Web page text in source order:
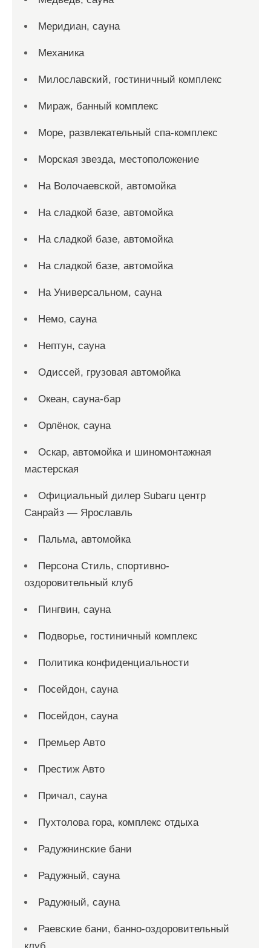
Меридиан, сауна
Механика
Милославский, гостиничный комплекс
Мираж, банный комплекс
Море, развлекательный спа-комплекс
Морская звезда, местоположение
На Волочаевской, автомойка
На сладкой базе, автомойка
На сладкой базе, автомойка
На сладкой базе, автомойка
На Универсальном, сауна
Немо, сауна
Нептун, сауна
Одиссей, грузовая автомойка
Океан, сауна-бар
Орлёнок, сауна
Оскар, автомойка и шиномонтажная
мастерская
Официальный дилер Subaru центр
Санрайз — Ярославль
Пальма, автомойка
Персона Стиль, спортивно-
оздоровительный клуб
Пингвин, сауна
Подворье, гостиничный комплекс
Политика конфиденциальности
Посейдон, сауна
Посейдон, сауна
Премьер Авто
Престиж Авто
Причал, сауна
Пухтолова гора, комплекс отдыха
Радужнинские бани
Радужный, сауна
Радужный, сауна
Раевские бани, банно-оздоровительный